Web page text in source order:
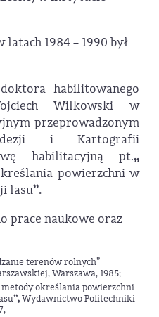
1984 – 1990 był
habilitowanego
Wilkowski w
przeprowadzonym
i Kartografii
habilitacyjną pt.„
powierzchni w
lasu”.
prace naukowe oraz
terenów rolnych”
Warszawa, 1985;
określania powierzchni
”,Wydawnictwo Politechniki